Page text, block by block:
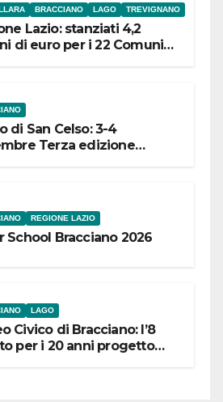
BRACCIANO LAGO TREVIGNANO
Lazio: stanziati 4,2
di euro per i 22 Comuni
di San Celso: 3-4
Terza edizione
REGIONE LAZIO
School Bracciano 2026
LAGO
Civico di Bracciano: l’8
per i 20 anni progetto